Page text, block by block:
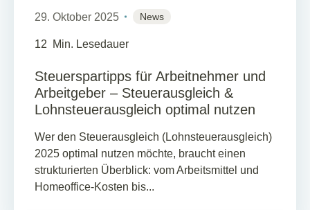
29. Oktober 2025 News
12 Min. Lesedauer
Steuerspartipps für Arbeitnehmer und
Arbeitgeber – Steuerausgleich &
Lohnsteuerausgleich optimal nutzen
Wer den Steuerausgleich (Lohnsteuerausgleich)
2025 optimal nutzen möchte, braucht einen
strukturierten Überblick: vom Arbeitsmittel und
Homeoffice-Kosten bis...